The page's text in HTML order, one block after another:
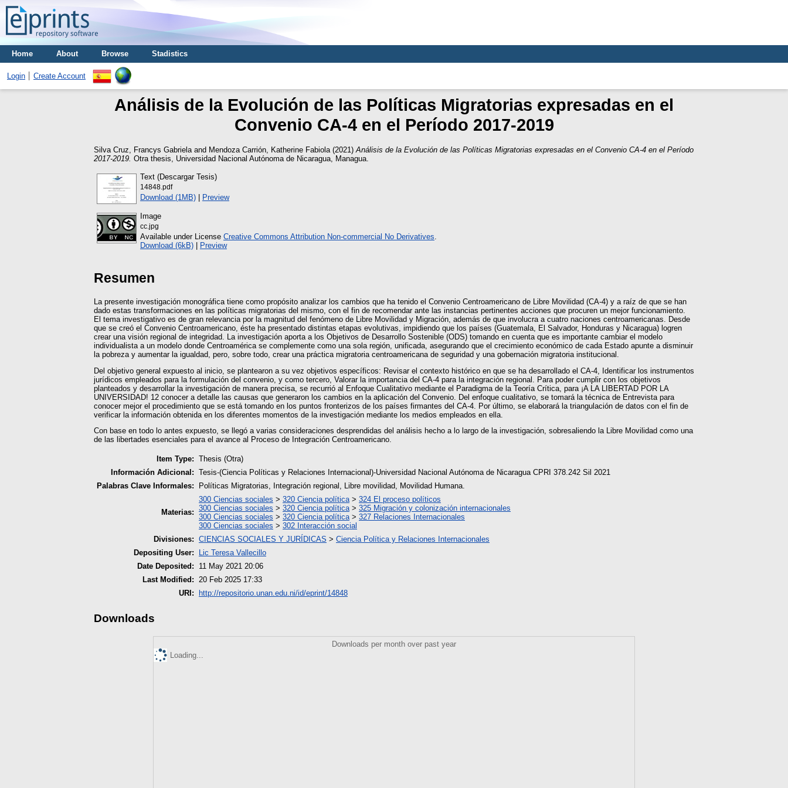
Home About Browse Stadistics
Login Create Account
Análisis de la Evolución de las Políticas Migratorias expresadas en el
Convenio CA-4 en el Período 2017-2019
Silva Cruz, Francys Gabriela and Mendoza Carrión, Katherine Fabiola (2021) Análisis de la Evolución de las Políticas Migratorias expresadas en el Convenio CA-4 en el Período
2017-2019. Otra thesis, Universidad Nacional Autónoma de Nicaragua, Managua.
Text (Descargar Tesis)
14848.pdf
Download (1MB) | Preview
Image
cc.jpg
Available under License Creative Commons Attribution Non-commercial No Derivatives
Download (6kB) | Preview
Resumen
La presente investigación monográfica tiene como propósito analizar los cambios que ha tenido el Convenio Centroamericano de Libre Movilidad (CA-4) y a raíz de que se han
dado estas transformaciones en las políticas migratorias del mismo, con el fin de recomendar ante las instancias pertinentes acciones que procuren un mejor funcionamiento.
El tema investigativo es de gran relevancia por la magnitud del fenómeno de Libre Movilidad y Migración, además de que involucra a cuatro naciones centroamericanas. Desde
que se creó el Convenio Centroamericano, éste ha presentado distintas etapas evolutivas, impidiendo que los países (Guatemala, El Salvador, Honduras y Nicaragua) logren
crear una visión regional de integridad. La investigación aporta a los Objetivos de Desarrollo Sostenible (ODS) tomando en cuenta que es importante cambiar el modelo
individualista a un modelo donde Centroamérica se complemente como una sola región, unificada, asegurando que el crecimiento económico de cada Estado apunte a disminuir
la pobreza y aumentar la igualdad, pero, sobre todo, crear una práctica migratoria centroamericana de seguridad y una gobernación migratoria institucional.
Del objetivo general expuesto al inicio, se plantearon a su vez objetivos específicos: Revisar el contexto histórico en que se ha desarrollado el CA-4, Identificar los instrumentos
jurídicos empleados para la formulación del convenio, y como tercero, Valorar la importancia del CA-4 para la integración regional. Para poder cumplir con los objetivos
planteados y desarrollar la investigación de manera precisa, se recurrió al Enfoque Cualitativo mediante el Paradigma de la Teoría Crítica, para ¡A LA LIBERTAD POR LA
UNIVERSIDAD! 12 conocer a detalle las causas que generaron los cambios en la aplicación del Convenio. Del enfoque cualitativo, se tomará la técnica de Entrevista para
conocer mejor el procedimiento que se está tomando en los puntos fronterizos de los países firmantes del CA-4. Por último, se elaborará la triangulación de datos con el fin de
verificar la información obtenida en los diferentes momentos de la investigación mediante los medios empleados en ella.
Con base en todo lo antes expuesto, se llegó a varias consideraciones desprendidas del análisis hecho a lo largo de la investigación, sobresaliendo la Libre Movilidad como una
de las libertades esenciales para el avance al Proceso de Integración Centroamericano.
Item Type: Thesis (Otra)
Información Adicional: Tesis-(Ciencia Políticas y Relaciones Internacional)-Universidad Nacional Autónoma de Nicaragua CPRI 378.242 Sil 2021
Palabras Clave Informales:
Políticas Migratorias, Integración regional, Libre movilidad, Movilidad Humana.
Materias:
300 Ciencias sociales > 320 Ciencia política> 324 El proceso políticos
300 Ciencias sociales > 320 Ciencia política> 325 Migración y colonización internacionales
300 Ciencias sociales > 320 Ciencia política> 327 Relaciones Internacionales
300 Ciencias sociales > 302 Interacción social
Divisiones: CIENCIAS SOCIALES Y JURÍDICAS > Ciencia Política y Relaciones Internacionales
Depositing User:
Lic Teresa Vallecillo
Date Deposited:
11 May 2021 20:06
Last Modified: 20 Feb 2025 17:33
URI:
http://repositorio.unan.edu.ni/id/eprint/14848
Downloads
Downloads per month over past year
Loading...